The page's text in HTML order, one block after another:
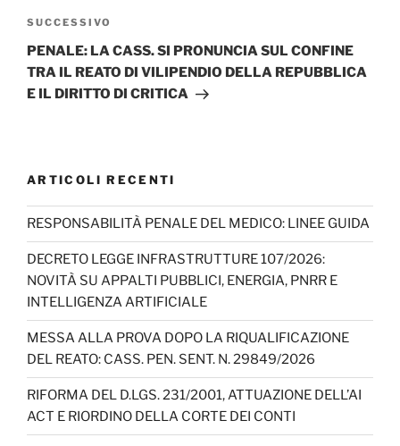
Articolo
successivo
SUCCESSIVO
PENALE: LA CASS. SI PRONUNCIA SUL CONFINE
TRA IL REATO DI VILIPENDIO DELLA REPUBBLICA
E IL DIRITTO DI CRITICA
ARTICOLI RECENTI
RESPONSABILITÀ PENALE DEL MEDICO: LINEE GUIDA
DECRETO LEGGE INFRASTRUTTURE 107/2026:
NOVITÀ SU APPALTI PUBBLICI, ENERGIA, PNRR E
INTELLIGENZA ARTIFICIALE
MESSA ALLA PROVA DOPO LA RIQUALIFICAZIONE
DEL REATO: CASS. PEN. SENT. N. 29849/2026
RIFORMA DEL D.LGS. 231/2001, ATTUAZIONE DELL’AI
ACT E RIORDINO DELLA CORTE DEI CONTI